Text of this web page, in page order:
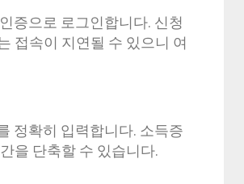
증으로 로그인합니다. 신청
접속이 지연될 수 있으니 여
정확히 입력합니다. 소득증
을 단축할 수 있습니다.